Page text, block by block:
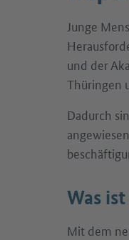
Junge
und der
Thüringen
Dadurch
Was ist
Mit dem